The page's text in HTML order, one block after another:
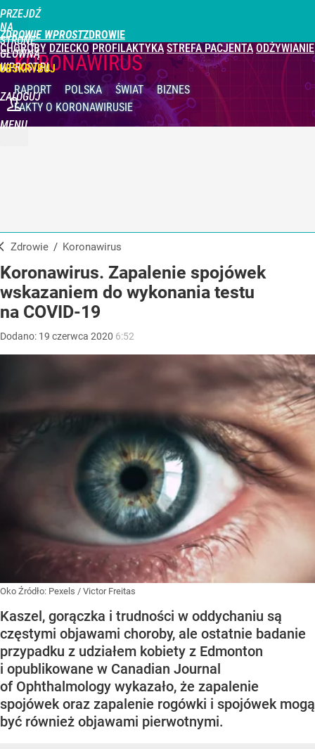
PRZEJDŹ
NA
STRONĘ
GŁÓWNĄ
WPROST.PL
ZDROWIE WPROST
CHOROBY DZIECKO PROFILAKTYKA STREFA PACJENTA ODŻYWIANIE
ZALOGUJ
MENU
KORONAWIRUS
RAPORT POLSKA ŚWIAT
BIZNES
FAKTY O KORONAWIRUSIE
Zdrowie / Koronawirus
Koronawirus. Zapalenie spojówek
wskazaniem do wykonania testu
na COVID-19
Dodano: 19 czerwca 2020 6:52
Oko Źródło: Pexels / Victor Freitas
Kaszel, gorączka i trudności w oddychaniu są
częstymi objawami choroby, ale ostatnie badanie
przypadku z udziałem kobiety z Edmonton
i opublikowane w Canadian Journal
of Ophthalmology wykazało, że zapalenie
spojówek oraz zapalenie rogówki i spojówek mogą
być również objawami pierwotnymi.